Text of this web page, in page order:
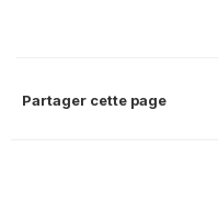
Partager cette page